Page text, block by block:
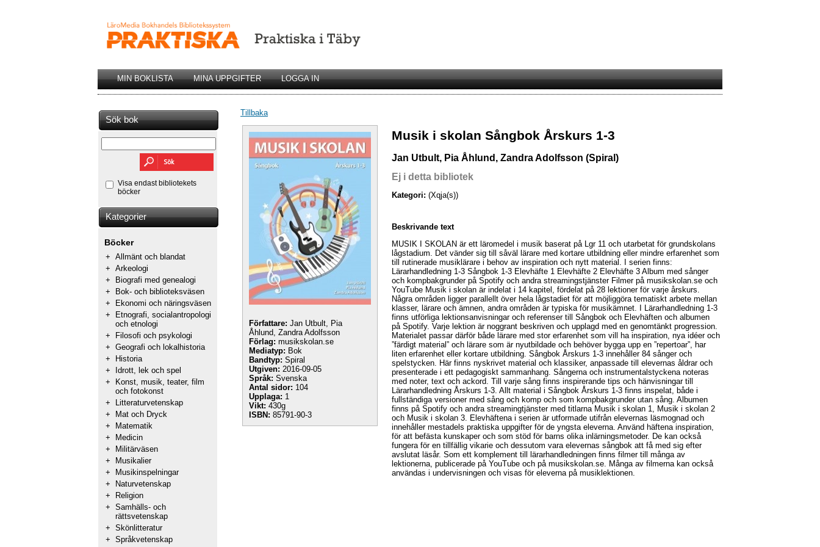
MIN BOKLISTA MINA UPPGIFTER LOGGA IN
Sök bok
Visa endast bibliotekets
böcker
Kategorier
Böcker
+ Allmänt och blandat
+ Arkeologi
+
Biografi med genealogi
+
Bok- och biblioteksväsen
+
Ekonomi och näringsväsen
+
Etnografi, socialantropologi
och etnologi
+
Filosofi och psykologi
+ Geografi och lokalhistoria
+
Historia
+
Idrott, lek och spel
+
Konst, musik, teater, film
och fotokonst
+
Litteraturvetenskap
+
Mat och Dryck
+
Matematik
+
Medicin
+
Militärväsen
+
Musikalier
+
Musikinspelningar
+
Naturvetenskap
+
Religion
+ Samhälls- och
rättsvetenskap
+ Skönlitteratur
+ Språkvetenskap
Tillbaka
Författare: Jan Utbult, Pia
Åhlund, Zandra Adolfsson
Förlag: musikskolan.se
Mediatyp: Bok
Bandtyp: Spiral
Utgiven: 2016-09-05
Språk: Svenska
Antal sidor: 104
Upplaga: 1
Vikt: 430g
ISBN: 85791-90-3
Musik i skolan Sångbok Årskurs 1-3
Jan Utbult, Pia Åhlund, Zandra Adolfsson (Spiral)
Ej i detta bibliotek
Kategori: (Xqja(s))
Beskrivande text
MUSIK I SKOLAN är ett läromedel i musik baserat på Lgr 11 och utarbetat för grundskolans
lågstadium. Det vänder sig till såväl lärare med kortare utbildning eller mindre erfarenhet som
till rutinerade musiklärare i behov av inspiration och nytt material. I serien finns:
Lärarhandledning 1-3 Sångbok 1-3 Elevhäfte 1 Elevhäfte 2 Elevhäfte 3 Album med sånger
och kompbakgrunder på Spotify och andra streamingstjänster Filmer på musikskolan.se och
YouTube Musik i skolan är indelat i 14 kapitel, fördelat på 28 lektioner för varje årskurs.
Några områden ligger parallellt över hela lågstadiet för att möjliggöra tematiskt arbete mellan
klasser, lärare och ämnen, andra områden är typiska för musikämnet. I Lärarhandledning 1-3
finns utförliga lektionsanvisningar och referenser till Sångbok och Elevhäften och albumen
på Spotify. Varje lektion är noggrant beskriven och upplagd med en genomtänkt progression.
Materialet passar därför både lärare med stor erfarenhet som vill ha inspiration, nya idéer och
”färdigt material” och lärare som är nyutbildade och behöver bygga upp en ”repertoar”, har
liten erfarenhet eller kortare utbildning. Sångbok Årskurs 1-3 innehåller 84 sånger och
spelstycken. Här finns nyskrivet material och klassiker, anpassade till elevernas åldrar och
presenterade i ett pedagogiskt sammanhang. Sångerna och instrumentalstyckena noteras
med noter, text och ackord. Till varje sång finns inspirerande tips och hänvisningar till
Lärarhandledning Årskurs 1-3. Allt material i Sångbok Årskurs 1-3 finns inspelat, både i
fullständiga versioner med sång och komp och som kompbakgrunder utan sång. Albumen
finns på Spotify och andra streamingtjänster med titlarna Musik i skolan 1, Musik i skolan 2
och Musik i skolan 3. Elevhäftena i serien är utformade utifrån elevernas läsmognad och
innehåller mestadels praktiska uppgifter för de yngsta eleverna. Använd häftena inspiration,
för att befästa kunskaper och som stöd för barns olika inlärningsmetoder. De kan också
fungera för en tillfällig vikarie och dessutom vara elevernas sångbok att få med sig efter
avslutat läsår. Som ett komplement till lärarhandledningen finns filmer till många av
lektionerna, publicerade på YouTube och på musikskolan.se. Många av filmerna kan också
användas i undervisningen och visas för eleverna på musiklektionen.